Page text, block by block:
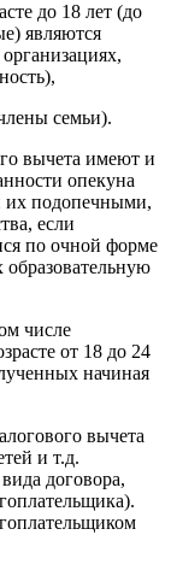
до 18 лет (до
являются
семьи).
вычета имеют и
опекуна
их подопечными,
если
по очной форме
числе
от 18 до 24
начиная
вычета
и т.д.
договора,